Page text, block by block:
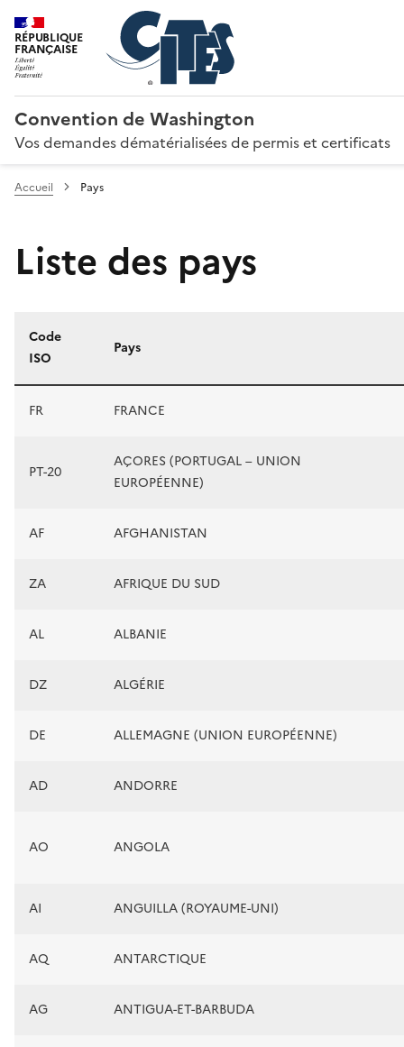
RÉPUBLIQUE
FRANÇAISE
Convention de Washington
Vos demandes dématérialisées de permis et certificats
Accueil Pays
Liste des pays
Liste des pays
Code
ISO
Pays
FR FRANCE
PT-20
AÇORES (PORTUGAL – UNION
EUROPÉENNE)
AF AFGHANISTAN
ZA AFRIQUE DU SUD
AL ALBANIE
DZ ALGÉRIE
DE ALLEMAGNE (UNION EUROPÉENNE)
AD ANDORRE
AO ANGOLA
AI ANGUILLA (ROYAUME-UNI)
AQ ANTARCTIQUE
AG ANTIGUA-ET-BARBUDA